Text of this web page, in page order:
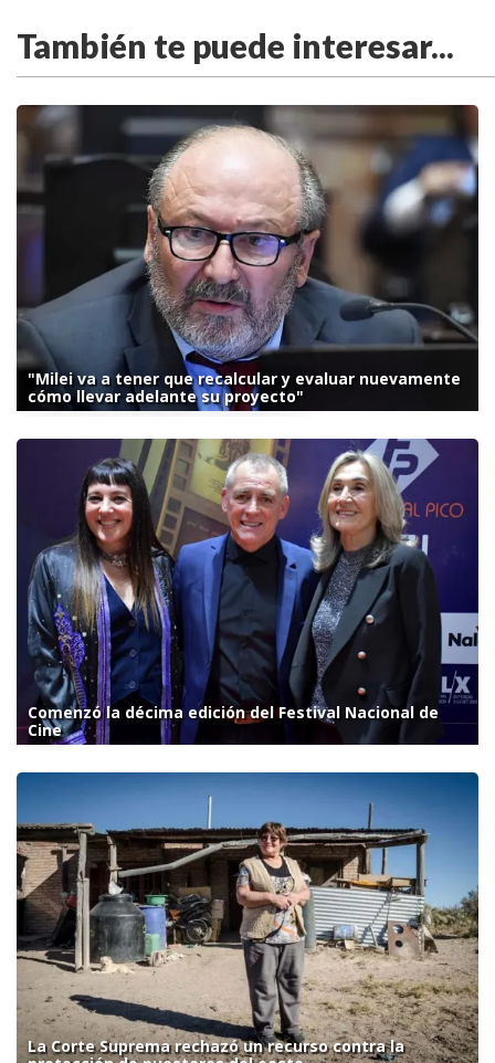
También te puede interesar...
"Milei va a tener que recalcular y evaluar nuevamente
cómo llevar adelante su proyecto"
Comenzó la décima edición del Festival Nacional de
Cine
La Corte Suprema rechazó un recurso contra la